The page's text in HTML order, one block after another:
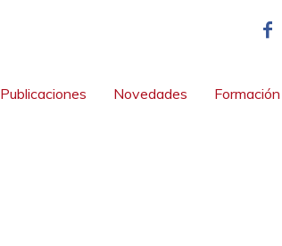
Publicaciones Novedades Formación